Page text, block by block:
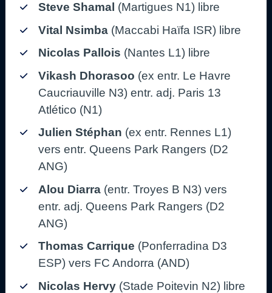
Steve Shamal (Martigues N1) libre
Vital Nsimba (Maccabi Haïfa ISR) libre
Nicolas Pallois (Nantes L1) libre
Vikash Dhorasoo (ex entr. Le Havre
Caucriauville N3) entr. adj. Paris 13
Atlético (N1)
Julien Stéphan (ex entr. Rennes L1)
vers entr. Queens Park Rangers (D2
ANG)
Alou Diarra (entr. Troyes B N3) vers
entr. adj. Queens Park Rangers (D2
ANG)
Thomas Carrique (Ponferradina D3
ESP) vers FC Andorra (AND)
Nicolas Hervy (Stade Poitevin N2) libre